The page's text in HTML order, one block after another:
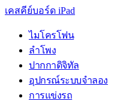
เคสคีย์บอร์ด iPad
ไมโครโฟน
ลำโพง
ปากกาดิจิทัล
อุปกรณ์ระบบจำลอง
การแข่งรถ